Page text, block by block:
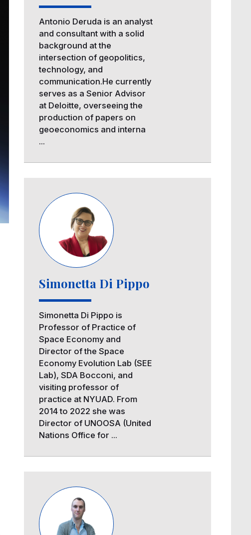
Antonio Deruda is an analyst
and consultant with a solid
background at the
intersection of geopolitics,
technology, and
communication.He currently
serves as a Senior Advisor
at Deloitte, overseeing the
production of papers on
geoeconomics and interna
...
Image
Simonetta Di Pippo
Simonetta Di Pippo is
Professor of Practice of
Space Economy and
Director of the Space
Economy Evolution Lab (SEE
Lab), SDA Bocconi, and
visiting professor of
practice at NYUAD. From
2014 to 2022 she was
Director of UNOOSA (United
Nations Office for ...
Image